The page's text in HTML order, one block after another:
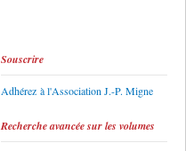
Souscrire
Adhérez à l'Association J.-P. Migne
Recherche avancée sur les volumes